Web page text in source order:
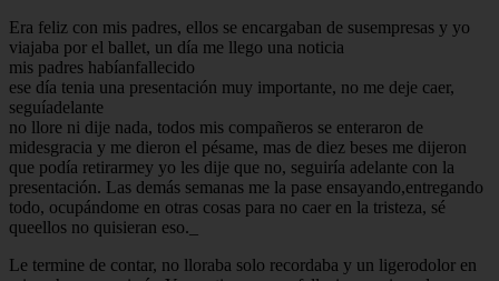
Era feliz con mis padres, ellos se encargaban de susempresas y yo
viajaba por el ballet, un día me llego una noticia
mis padres habíanfallecido
ese día tenia una presentación muy importante, no me deje caer,
seguíadelante
no llore ni dije nada, todos mis compañeros se enteraron de
midesgracia y me dieron el pésame, mas de diez beses me dijeron
que podía retirarmey yo les dije que no, seguiría adelante con la
presentación. Las demás semanas me la pase ensayando,entregando
todo, ocupándome en otras cosas para no caer en la tristeza, sé
queellos no quisieran eso._
Le termine de contar, no lloraba solo recordaba y un ligerodolor en